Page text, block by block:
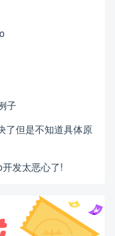
子
了但是不知道具体原
发太恶心了!